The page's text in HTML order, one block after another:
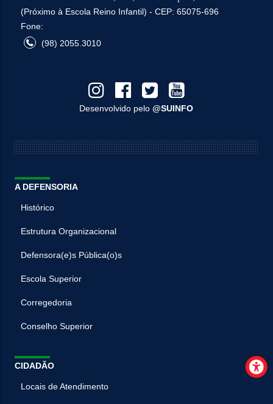
(Próximo à Escola Reino Infantil) - CEP: 65075-696
Fone:
(98) 2055.3010
Desenvolvido pelo@SUINFO
A DEFENSORIA
Histórico
Estrutura Organizacional
Defensora(e)s Pública(o)s
Escola Superior
Corregedoria
Conselho Superior
CIDADÃO
Locais de Atendimento